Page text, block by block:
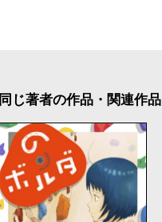
同じ著者の作品・関連作品